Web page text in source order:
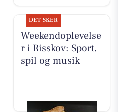
DET SKER
Weekendoplevelse
r i Risskov: Sport,
spil og musik